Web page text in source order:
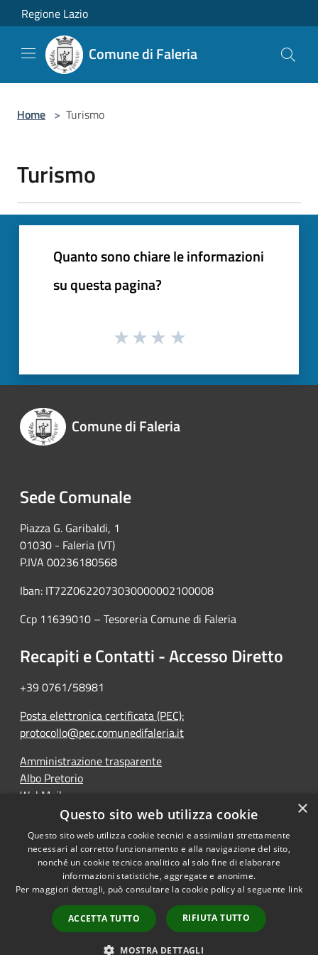
Salta al contenuto principale
Regione Lazio
Comune di Faleria
Home > Turismo
Turismo
Quanto sono chiare le informazioni
su questa pagina?
Comune di Faleria
Sede Comunale
Piazza G. Garibaldi, 1
01030 - Faleria (VT)
P.IVA 00236180568
Iban: IT72Z0622073030000002100008
Ccp 11639010 – Tesoreria Comune di Faleria
Recapiti e Contatti - Accesso Diretto
+39 0761/58981
Posta elettronica certificata (PEC):
protocollo@pec.comunedifaleria.it
Amministrazione trasparente
Albo Pretorio
WebMail
Dichiarazione di accessibilità
Accessibilità
Copyright © 2026 • Comune di
Faleria • Powered by
Municipium•
Accesso
redazione
×
Questo sito web utilizza cookie
Questo sito web utilizza cookie tecnici e assimilati strettamente
necessari al corretto funzionamento e alla navigazione del sito,
nonché un cookie tecnico analitico al solo fine di elaborare
informazioni statistiche, aggregate e anonime.
Per maggiori dettagli, può consultare la cookie policy al seguente link
ACCETTA TUTTO RIFIUTA TUTTO
MOSTRA DETTAGLI